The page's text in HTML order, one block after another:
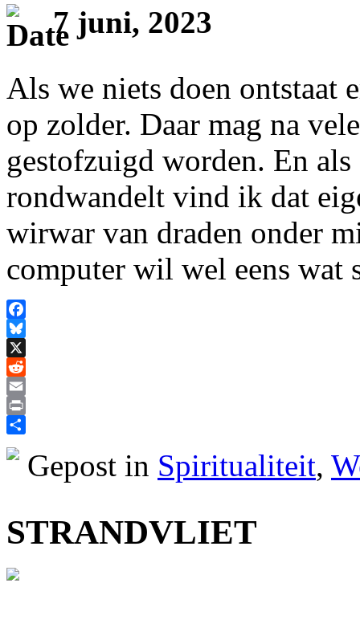
7 juni, 2023
Als we niets doen ontstaat
op zolder. Daar mag na
gestofzuigd worden. En
rondwandelt vind ik dat
wirwar van draden onder
computer wil wel eens
Facebook
Bluesky
X
Reddit
Email
Print
Gepost in Spiritualiteit,
STRANDVLIET